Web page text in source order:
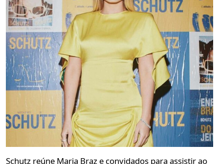
Schutz reúne Maria Braz e convidados para assistir ao